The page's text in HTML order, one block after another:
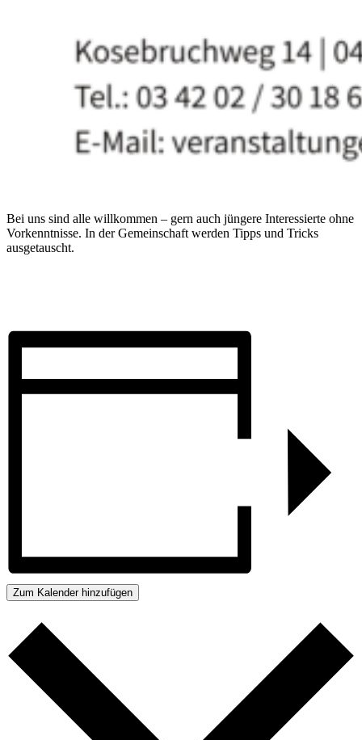
Bei uns sind alle willkommen – gern auch jüngere Interessierte ohne
Vorkenntnisse. In der Gemeinschaft werden Tipps und Tricks
ausgetauscht.
Zum Kalender hinzufügen